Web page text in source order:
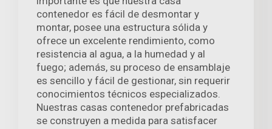
contenedor es fácil de desmontar y
montar, posee una estructura sólida y
ofrece un excelente rendimiento, como
resistencia al agua, a la humedad y al
fuego; además, su proceso de ensamblaje
es sencillo y fácil de gestionar, sin requerir
conocimientos técnicos especializados.
Nuestras casas contenedor prefabricadas
se construyen a medida para satisfacer